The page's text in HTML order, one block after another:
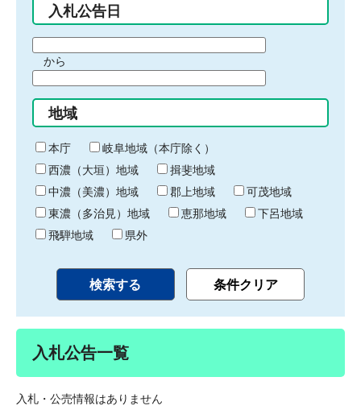
入札公告日
間
始
り
から
間
終
わ
り
地域
本庁
岐阜地域（本庁除く）
西濃（大垣）地域
揖斐地域
中濃（美濃）地域
郡上地域
可茂地域
東濃（多治見）地域
恵那地域
下呂地域
飛騨地域
県外
入札公告一覧
入札・公売情報はありません